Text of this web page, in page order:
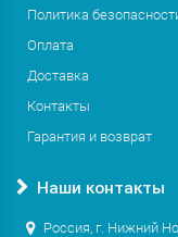
Политика
Оплата
Доставка
Контакты
Гарантия и возврат
Наши контакты
Россия, г. Нижний